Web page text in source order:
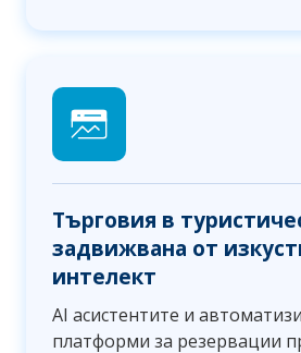
Търговия в
задвижвана от
интелект
AI асистентите и
платформи за резервации